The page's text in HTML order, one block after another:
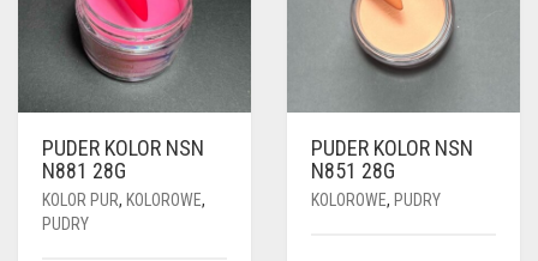
PUDER KOLOR NSN
N881 28G
KOLOR PUR, KOLOROWE,
PUDRY
PUDER KOLOR NSN
N851 28G
KOLOROWE, PUDRY